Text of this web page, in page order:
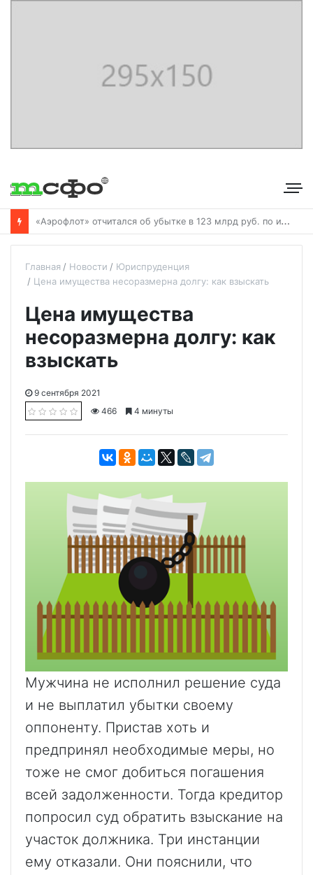
С
бербанк впервые раскрыл доходы от своего небанковского бизнеса
Главная Новости
Юриспруденция
Цена имущества несоразмерна долгу: как взыскать
Цена имущества
несоразмерна долгу: как
взыскать
9 сентября 2021
466
4 минуты
Мужчина не исполнил решение суда
и не выплатил убытки своему
оппоненту. Пристав хоть и
предпринял необходимые меры, но
тоже не смог добиться погашения
всей задолженности. Тогда кредитор
попросил суд обратить взыскание на
участок должника. Три инстанции
ему отказали. Они пояснили, что